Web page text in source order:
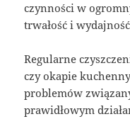
czynności w
trwałość i
Regularne
czy okapie
problemów
prawidłowym